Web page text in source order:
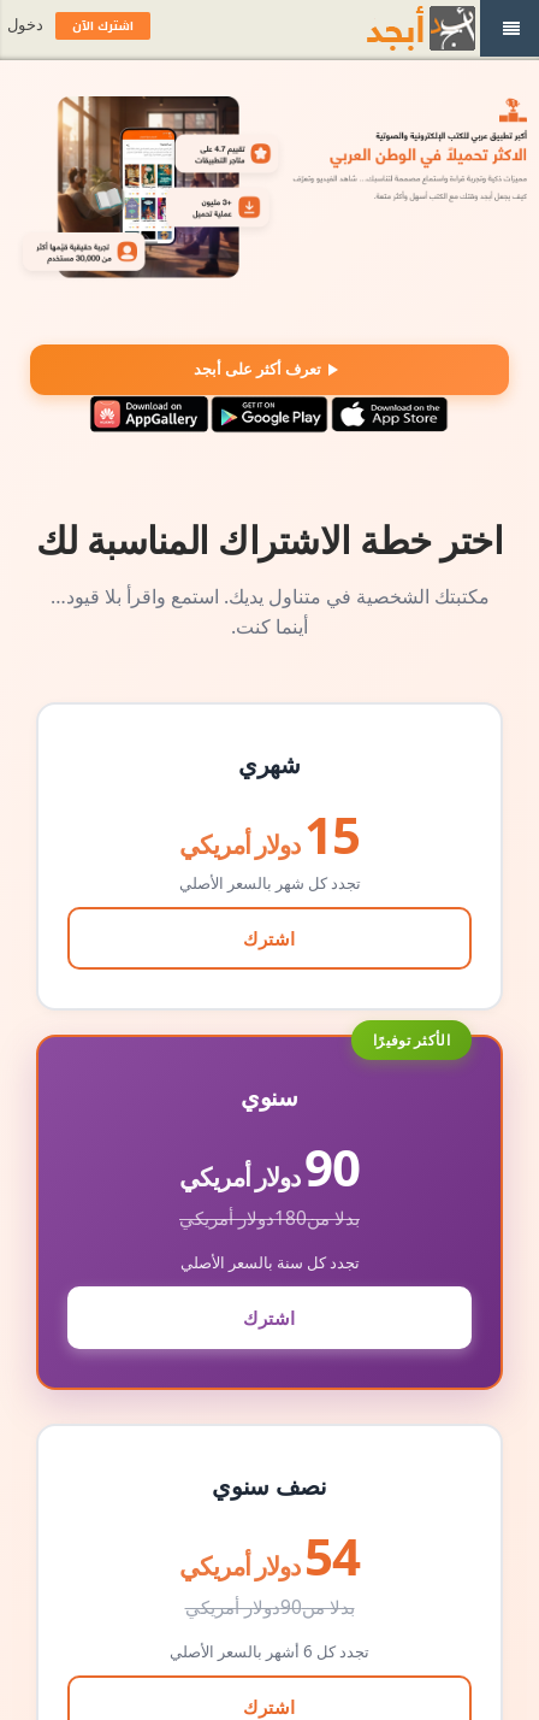
تعرف أكثر على أبجد
اختر خطة الاشتراك المناسبة لك
مكتبتك الشخصية في متناول يديك. استمع واقرأ بلا قيود…
أينما كنت.
شهري
15 دولار أمريكي
تجدد كل شهر بالسعر الأصلي
اشترك
الأكثر توفيرًا
سنوي
90دولار أمريكي
بدلا من180دولار أمريكي
تجدد كل سنة بالسعر الأصلي
اشترك
نصف سنوي
54 دولار أمريكي
بدلا من90دولار أمريكي
تجدد كل 6 أشهر بالسعر الأصلي
اشترك
اشترك الآن دخول